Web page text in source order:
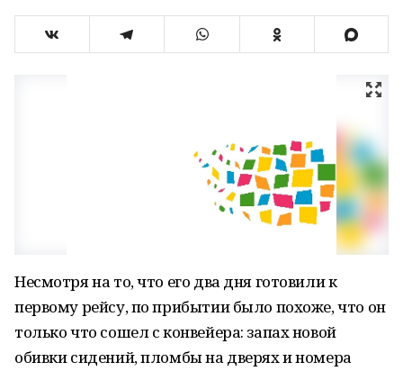
Несмотря на то, что его два дня готовили к
первому рейсу, по прибытии было похоже, что он
только что сошел с конвейера: запах новой
обивки сидений, пломбы на дверях и номера